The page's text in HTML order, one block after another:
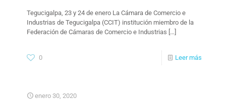
​Tegucigalpa, 23 y 24 de enero La Cámara de Comercio e
Industrias de Tegucigalpa (CCIT) institución miembro de la
Federación de Cámaras de Comercio e Industrias […]
0 Leer más
enero 30, 2020